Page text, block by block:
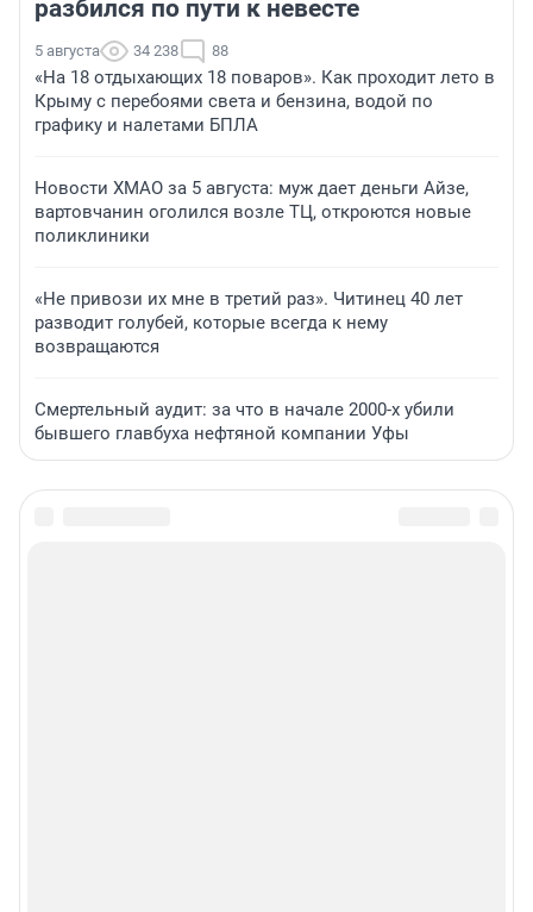
разбился по пути к невесте
5 августа 34 238 88
«На 18 отдыхающих 18 поваров». Как проходит лето в
Крыму с перебоями света и бензина, водой по
графику и налетами БПЛА
Новости ХМАО за 5 августа: муж дает деньги Айзе,
вартовчанин оголился возле ТЦ, откроются новые
поликлиники
«Не привози их мне в третий раз». Читинец 40 лет
разводит голубей, которые всегда к нему
возвращаются
Смертельный аудит: за что в начале 2000-х убили
бывшего главбуха нефтяной компании Уфы